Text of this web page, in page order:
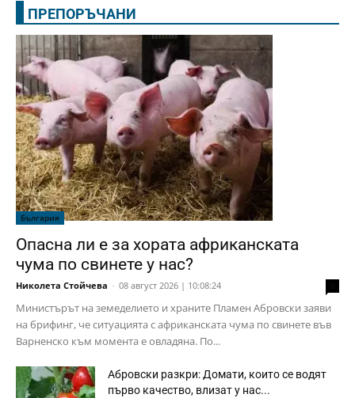
ПРЕПОРЪЧАНИ
България
Опасна ли е за хората африканската
чума по свинете у нас?
Николета Стойчева - 08 август 2026 | 10:08:24
Министърът на земеделието и храните Пламен Абровски заяви
на брифинг, че ситуацията с африканската чума по свинете във
Варненско към момента е овладяна. По...
Абровски разкри: Домати, които се водят
първо качество, влизат у нас...